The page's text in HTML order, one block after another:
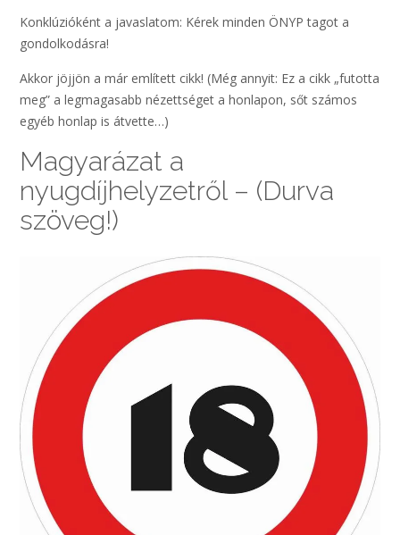
Konklúzióként a javaslatom: Kérek minden ÖNYP tagot a
gondolkodásra!
Akkor jöjjön a már említett cikk! (Még annyit: Ez a cikk „futotta
meg” a legmagasabb nézettséget a honlapon, sőt számos
egyéb honlap is átvette…)
Magyarázat a
nyugdíjhelyzetről – (Durva
szöveg!)